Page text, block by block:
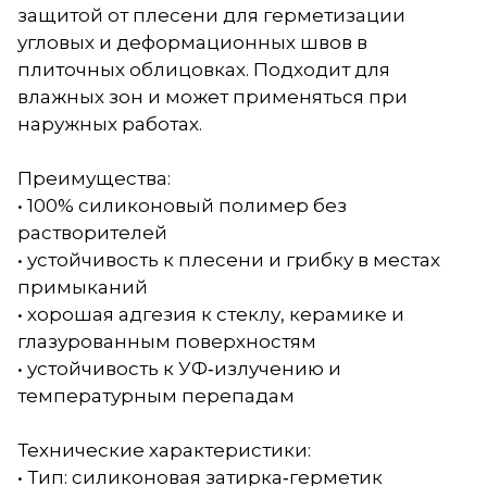
защитой от плесени для герметизации
угловых и деформационных швов в
плиточных облицовках. Подходит для
влажных зон и может применяться при
наружных работах.
Преимущества:
• 100% силиконовый полимер без
растворителей
• устойчивость к плесени и грибку в местах
примыканий
• хорошая адгезия к стеклу, керамике и
глазурованным поверхностям
• устойчивость к УФ‑излучению и
температурным перепадам
Технические характеристики:
• Тип: силиконовая затирка‑герметик